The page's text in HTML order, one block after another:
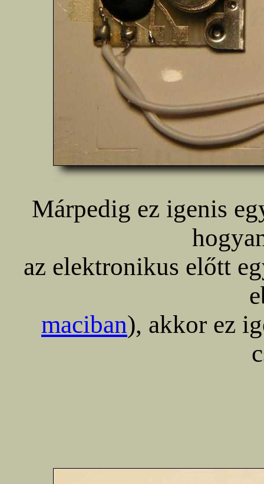
Márpedig ez igenis
az elektronikus előtt
maciban), akkor ez